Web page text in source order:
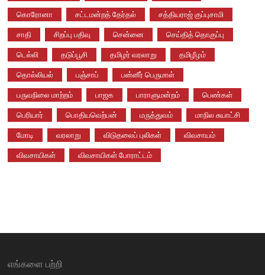
கொரோனா சட்டமன்றத் தேர்தல் சத்தியராஜ் குப்புசாமி
சாதி சிறப்பு பதிவு சென்னை செய்தித் தொகுப்பு
டெல்லி தடுப்பூசி தமிழர் வரலாறு தமிழீழம்
தொல்லியல் பஞ்சாப் பன்னீர் பெருமாள்
பருவநிலை மாற்றம் பாஜக பாராளுமன்றம் பெண்கள்
பெரியார் பொதியவெற்பன் மருத்துவம் மாநில சுயாட்சி
மோடி வரலாறு விடுதலைப் புலிகள் விவசாயம்
விவசாயிகள் விவசாயிகள் போராட்டம்
எங்களை பற்றி